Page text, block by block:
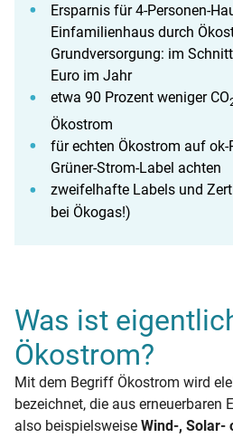
Ersparnis für 4-Personen-
Einfamilienhaus durch
Grundversorgung: im
Euro im Jahr
etwa 90 Prozent weniger CO
Ökostrom
für echten Ökostrom auf ok-
Grüner-Strom-Label achten
zweifelhafte Labels und
bei Ökogas!)
Was ist
Ökostrom?
Mit dem Begriff Ökostrom wird
bezeichnet, die aus erneuerbaren
also beispielsweise Wind-, Solar-